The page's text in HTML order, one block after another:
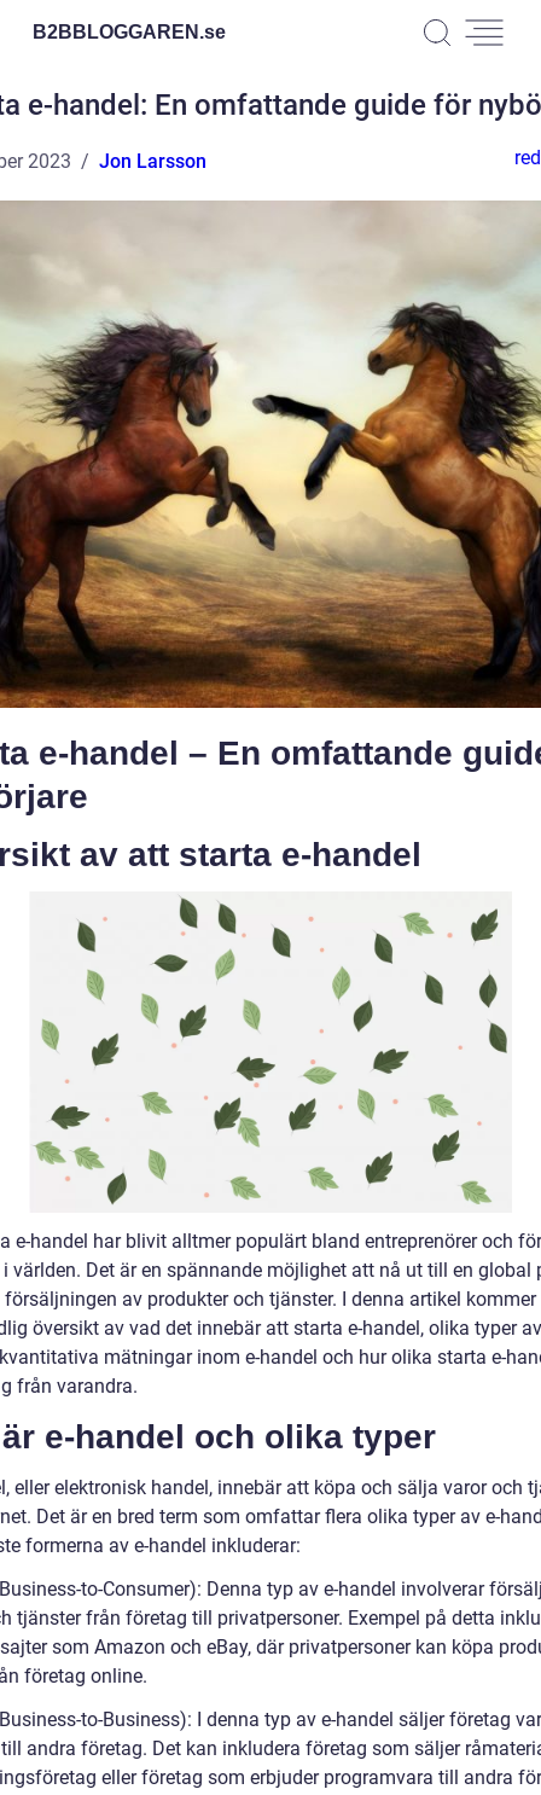
B2BBLOGGAREN.se
e-handel: En omfattande guide för
2023 Jon Larsson
e-handel – En omfattande
av att starta e-handel
e-handel har blivit alltmer populärt bland entreprenörer och
världen. Det är en spännande möjlighet att nå ut till en global
av produkter och tjänster. I denna artikel
översikt av vad det innebär att starta e-handel, olika typer
mätningar inom e-handel och hur olika starta e-
från varandra.
e-handel och olika typer
eller elektronisk handel, innebär att köpa och sälja varor och
Det är en bred term som omfattar flera olika typer av e-
formerna av e-handel inkluderar:
to-Consumer): Denna typ av e-handel involverar
tjänster från företag till privatpersoner. Exempel på detta
som Amazon och eBay, där privatpersoner kan köpa
företag online.
to-Business): I denna typ av e-handel säljer företag
andra företag. Det kan inkludera företag som säljer
eller företag som erbjuder programvara till andra